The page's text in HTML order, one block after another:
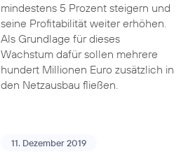
mindestens 5 Prozent steigern und
seine Profitabilität weiter erhöhen.
Als Grundlage für dieses
Wachstum dafür sollen mehrere
hundert Millionen Euro zusätzlich in
den Netzausbau fließen.
11. Dezember 2019